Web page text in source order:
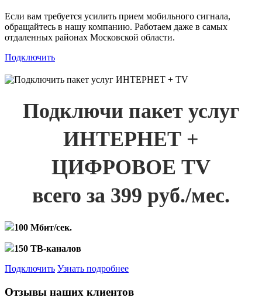
Если вам требуется усилить прием мобильного сигнала,
обращайтесь в нашу компанию. Работаем даже в самых
отдаленных районах Московской области.
Подключить
Подключи пакет услуг
ИНТЕРНЕТ +
ЦИФРОВОЕ TV
всего за 399 руб./мес.
100 Мбит/сек.
150 ТВ-каналов
Подключить Узнать подробнее
Отзывы наших клиентов